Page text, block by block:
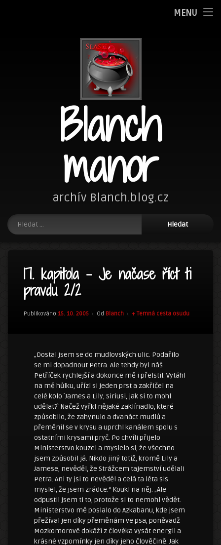
MENU
Návštěvní kniha
Blanch
manor
archív Blanch.blog.cz
17. kapitola – Je načase říct ti
pravdu 2/2
Publikováno 15. 10. 2005 Od Blanch Kategorie:
+ Temná cesta osudu
„Dostal jsem se do mudlovských ulic. Podařilo
se mi dopadnout Petra. Ale tehdy byl náš
Petříček rychlejší a dokonce mě i přelstil. Vytáhl
na mě hůlku, uřízl si jeden prst a zakřičel na
celé kolo `James a Lily, Siriusi, jak si to mohl
udělat?` Načež vyřkl nějaké zaklínadlo, které
způsobilo, že zahynulo a dvanáct mudlů a
přeměnil se v krysu a uprchl kanálem spolu s
ostatními krysami pryč. Po chvíli přijelo
Ministerstvo kouzel a myslelo si, že všechno
jsem způsobil já. Nikdo jiný totiž, kromě Lily a
Jamese, nevěděl, že Strážcem tajemství udělali
Petra. Ani ty jsi to nevěděl a celá ta léta sis
myslel, že jsem zrádce.“ Koukl na něj. „Ale
odpustil jsem ti to, protože si to nemohl vědět.
Ministerstvo mě poslalo do Azkabanu, kde jsem
přežíval jen díky přeměnám ve psa, poněvadž
Mozkomorové dokáží z člověka vysát energii a
krásné vzpomínky jen díky jeho člověčině. Jak